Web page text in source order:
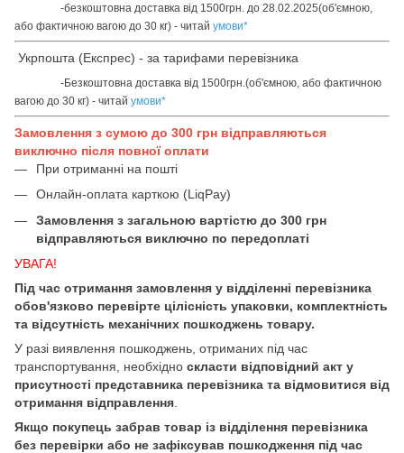
-безкоштовна доставка від 1500грн. до 28.02.2025(об'ємною,
або фактичною вагою до 30 кг) - читай умови*
Укрпошта (Експрес) - за тарифами перевізника
-Безкоштовна доставка від 1500грн.(об'ємною, або фактичною
вагою до 30 кг) - читай умови*
Замовлення з сумою до 300 грн відправляються
виключно після повної оплати
При отриманні на пошті
Онлайн-оплата карткою (LiqPay)
Замовлення з загальною вартістю до 300 грн
відправляються виключно по передоплаті
УВАГА!
Під час отримання замовлення у відділенні перевізника
обов'язково перевірте цілісність упаковки, комплектність
та відсутність механічних пошкоджень товару.
У разі виявлення пошкоджень, отриманих під час
транспортування, необхідно скласти відповідний акт у
присутності представника перевізника та відмовитися від
отримання відправлення
Якщо покупець забрав товар із відділення перевізника
без перевірки або не зафіксував пошкодження під час